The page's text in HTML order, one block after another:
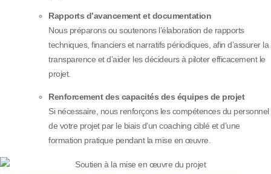
Rapports d’avancement et documentation
Nous préparons ou soutenons l’élaboration de rapports
techniques, financiers et narratifs périodiques, afin d’assurer la
transparence et d’aider les décideurs à piloter efficacement le
projet.
Renforcement des capacités des équipes de projet
Si nécessaire, nous renforçons les compétences du personnel
de votre projet par le biais d’un coaching ciblé et d’une
formation pratique pendant la mise en œuvre.